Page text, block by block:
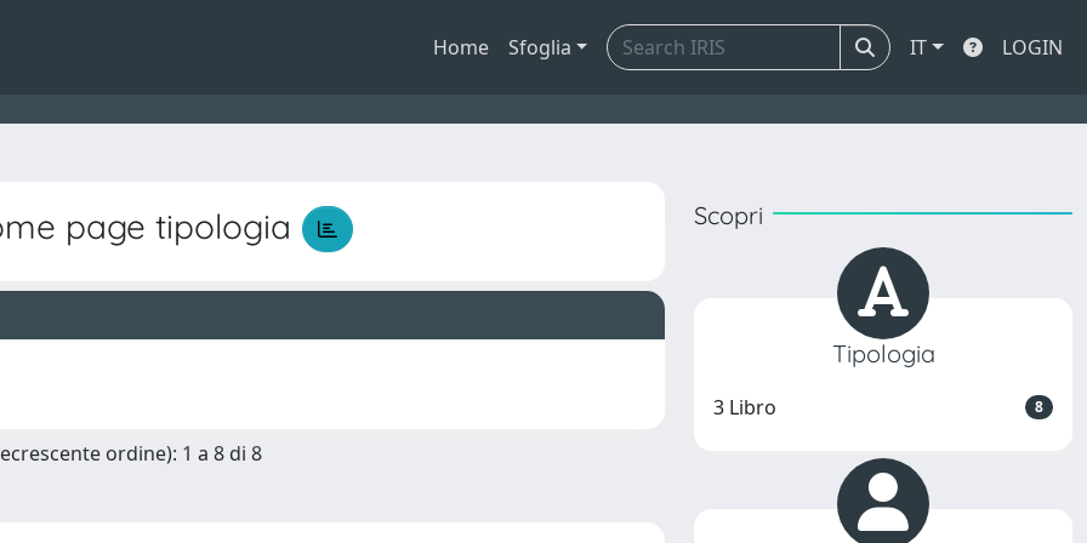
Home Sfoglia IT LOGIN
page tipologia
ordine): 1 a 8 di 8
Scopri
Tipologia
3 Libro 8